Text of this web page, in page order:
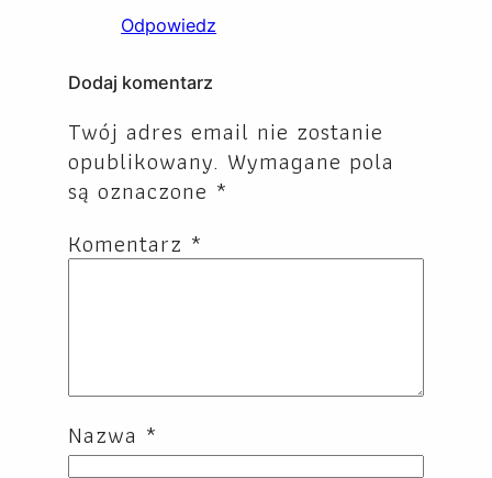
Odpowiedz
Dodaj komentarz
Twój adres email nie zostanie
opublikowany. Wymagane pola
są oznaczone *
Komentarz *
Nazwa *